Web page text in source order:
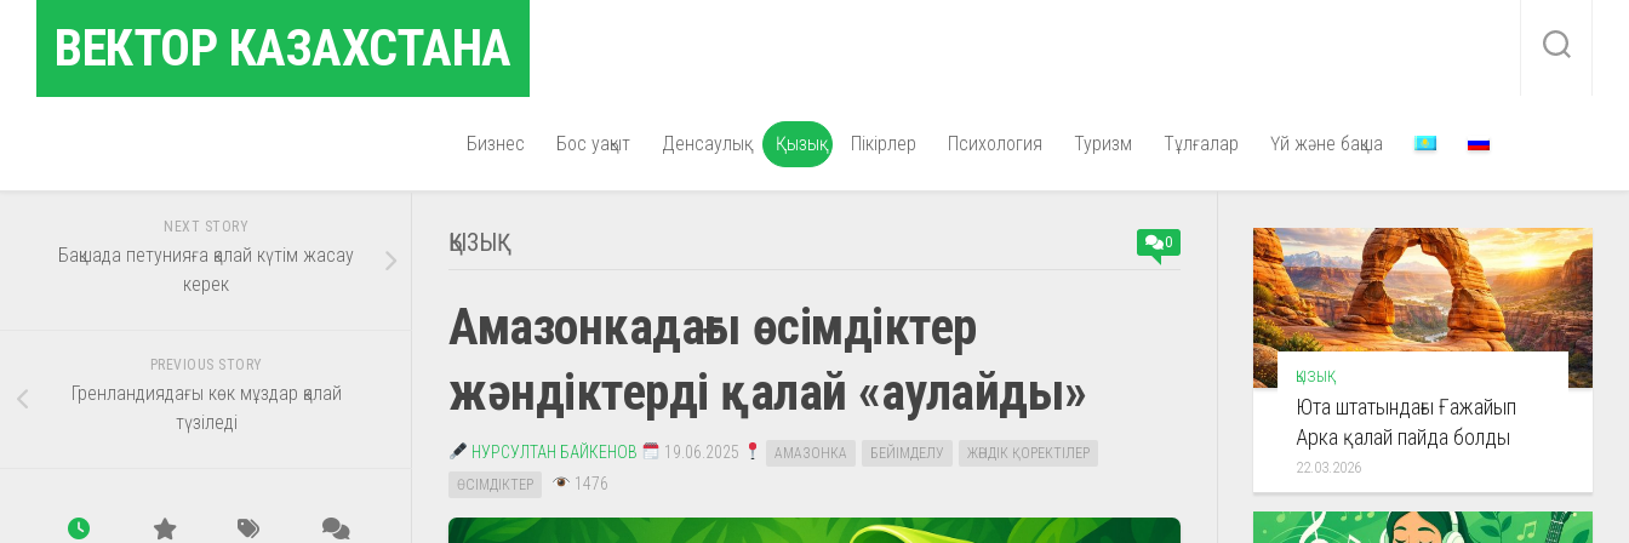
contentВЕКТОР КАЗАХСТАНА
Бизнес Бос уақыт Денсаулық Қызық Пікірлер Психология Туризм Тұлғалар Үй және бақша
ҚЫЗЫҚ 0
Амазонкадағы өсімдіктер
жәндіктерді қалай «аулайды»
НУРСУЛТАН БАЙКЕНОВ 19.06.2025 АМАЗОНКА БЕЙІМДЕЛУ
ЖӘНДІК ҚОРЕКТІЛЕР
ӨСІМДІКТЕР
1476
NEXT STORY
Бақшада петунияға қалай күтім жасау
керек
PREVIOUS STORY
Гренландиядағы көк мұздар қалай
түзіледі
ҚЫЗЫҚ
Юта штатындағы Ғажайып
Арка қалай пайда болды
22.03.2026